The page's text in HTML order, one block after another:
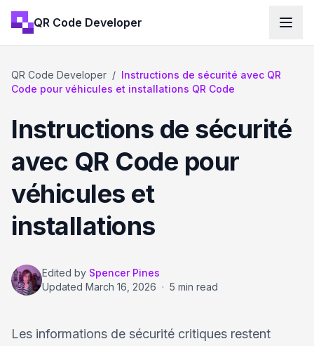
QR Code Developer
QR Code Developer / Instructions de sécurité avec QR
Code pour véhicules et installations QR Code
Instructions de sécurité
avec QR Code pour
véhicules et
installations
Edited by Spencer Pines
Updated March 16, 2026 · 5 min read
Les informations de sécurité critiques restent